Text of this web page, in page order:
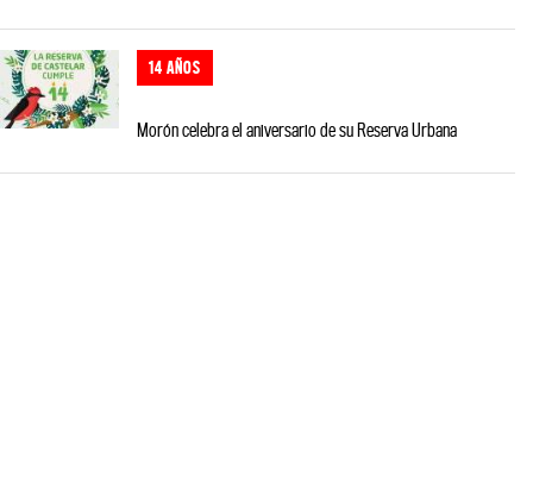
14 AÑOS
Morón celebra el aniversario de su Reserva Urbana